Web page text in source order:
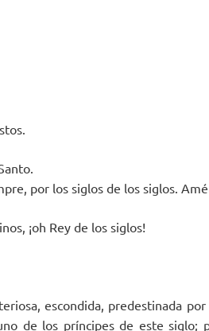
por los siglos de los siglos.
¡oh Rey de los siglos!
escondida, predestinada
de los príncipes de este siglo;